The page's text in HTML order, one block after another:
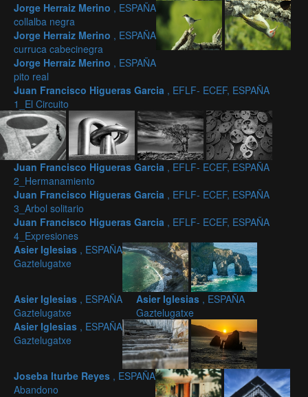
Jorge Herraiz Merino , ESPAÑA
collalba negra
Jorge Herraiz Merino , ESPAÑA
curruca cabecinegra
Jorge Herraiz Merino , ESPAÑA
pito real
Juan Francisco Higueras Garcia , EFLF- ECEF, ESPAÑA
1_El Circuito
Juan Francisco Higueras Garcia , EFLF- ECEF, ESPAÑA
2_Hermanamiento
Juan Francisco Higueras Garcia , EFLF- ECEF, ESPAÑA
3_Arbol solitario
Juan Francisco Higueras Garcia , EFLF- ECEF, ESPAÑA
4_Expresiones
Asier Iglesias , ESPAÑA
Gaztelugatxe
Asier Iglesias , ESPAÑA
Gaztelugatxe
Asier Iglesias , ESPAÑA
Gaztelugatxe
Asier Iglesias , ESPAÑA
Gaztelugatxe
Joseba Iturbe Reyes , ESPAÑA
Abandono